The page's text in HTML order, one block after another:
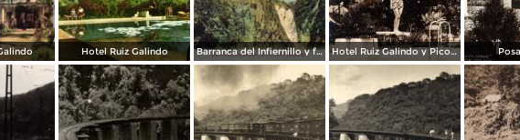
Hotel Ruiz Galindo Barranca del Infiernillo y ferrocarril mexicano Hotel Ruiz Galindo y Pico de Orizaba